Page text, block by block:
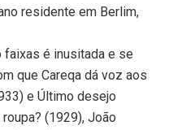
residente em Berlim,
faixas é inusitada e se
que Careqa dá voz aos
e Último desejo
(1929), João